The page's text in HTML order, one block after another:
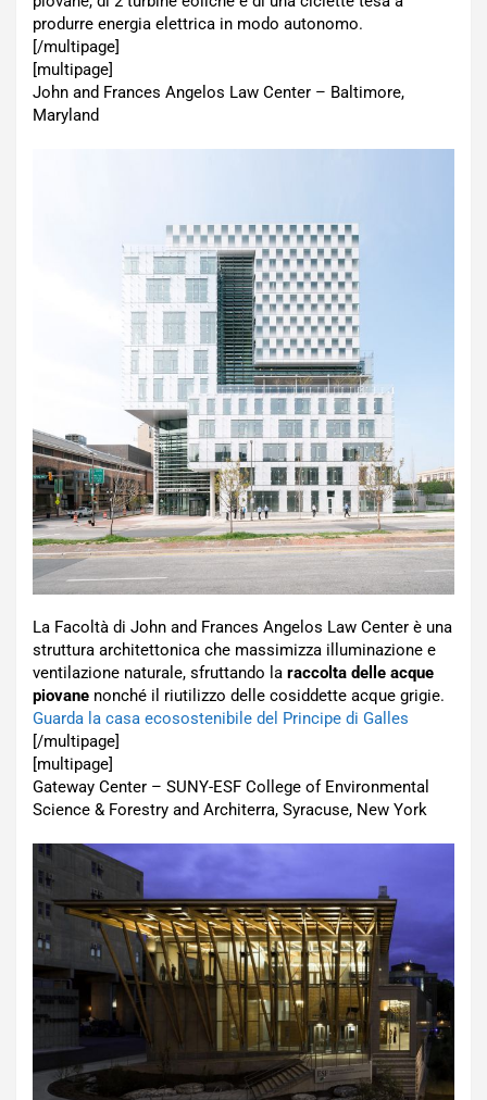
produrre energia elettrica in modo autonomo.
[/multipage]
[multipage]
John and Frances Angelos Law Center – Baltimore,
Maryland
La Facoltà di John and Frances Angelos Law Center è una
struttura architettonica che massimizza illuminazione e
ventilazione naturale, sfruttando la raccolta delle acque
piovane nonché il riutilizzo delle cosiddette acque grigie.
Guarda la casa ecosostenibile del Principe di Galles
[/multipage]
[multipage]
Gateway Center – SUNY-ESF College of Environmental
Science & Forestry and Architerra, Syracuse, New York